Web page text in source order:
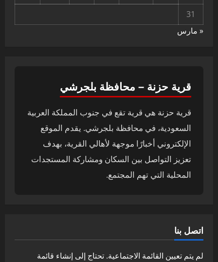
31
« مارس
قرية حزنة – محافظة بلجرشي
قرية حزنة هي قرية تقع في جنوب المملكة العربية
السعودية، في محافظة بلجرشي. يقدم الموقع
الإلكتروني أخبارًا موجهة لأهالي القرية، بهدف
تعزيز التواصل بين السكان ومشاركة المستجدات
المحلية التي تهم المجتمع.
اتصل بنا
لم يتم تعيين القائمة الاجتماعية. تحتاج إلى إنشاء قائمة